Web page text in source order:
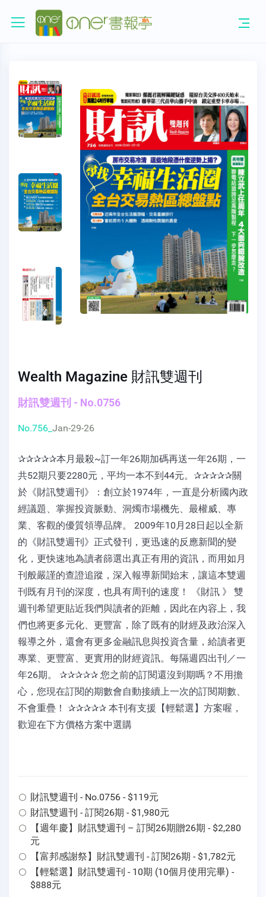
Wealth Magazine 財訊雙週刊
財訊雙週刊 - No.0756
No.756_ Jan-29-26
✰✰✰✰✰本月最殺~訂一年26期加碼再送一年26期，一
共52期只要2280元，平均一本不到44元。✰✰✰✰✰關
於《財訊雙週刊》：創立於1974年，一直是分析國內政
經議題、掌握投資脈動、洞燭市場機先、最權威、專
業、客觀的優質領導品牌。 2009年10月28日起以全新
的《財訊雙週刊》正式發刊，更迅速的反應新聞的變
化，更快速地為讀者篩選出真正有用的資訊，而用如月
刊般嚴謹的查證追蹤，深入報導新聞始末，讓這本雙週
刊既有月刊的深度，也具有周刊的速度！ 《財訊 》 雙
週刊希望更貼近我們與讀者的距離，因此在內容上，我
們也將更多元化、更豐富，除了既有的財經及政治深入
報導之外，還會有更多金融訊息與投資含量，給讀者更
專業、更豐富、更實用的財經資訊。每隔週四出刊／一
年26期。 ✰✰✰✰✰ 您之前的訂閱還沒到期嗎？不用擔
心，您現在訂閱的期數會自動接續上一次的訂閱期數、
不會重疊！ ✰✰✰✰✰ 本刊有支援【輕鬆選】方案喔，
歡迎在下方價格方案中選購
財訊雙週刊 - No.0756 - $119元
財訊雙週刊 - 訂閱26期 - $1,980元
【週年慶】財訊雙週刊 – 訂閱26期贈26期 - $2,280
元
【富邦感謝祭】財訊雙週刊 - 訂閱26期 - $1,782元
【輕鬆選】財訊雙週刊 - 10期 (10個月使用完畢) -
$888元